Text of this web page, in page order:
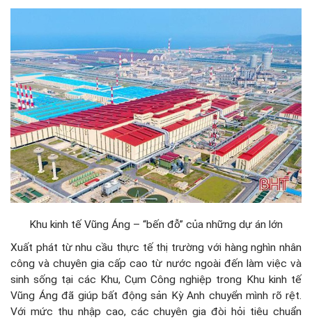
Khu kinh tế Vũng Áng – “bến đỗ” của những dự án lớn
Xuất phát từ nhu cầu thực tế thị trường với hàng nghìn nhân
công và chuyên gia cấp cao từ nước ngoài đến làm việc và
sinh sống tại các Khu, Cụm Công nghiệp trong Khu kinh tế
Vũng Áng đã giúp bất động sản Kỳ Anh chuyển mình rõ rệt.
Với mức thu nhập cao, các chuyên gia đòi hỏi tiêu chuẩn